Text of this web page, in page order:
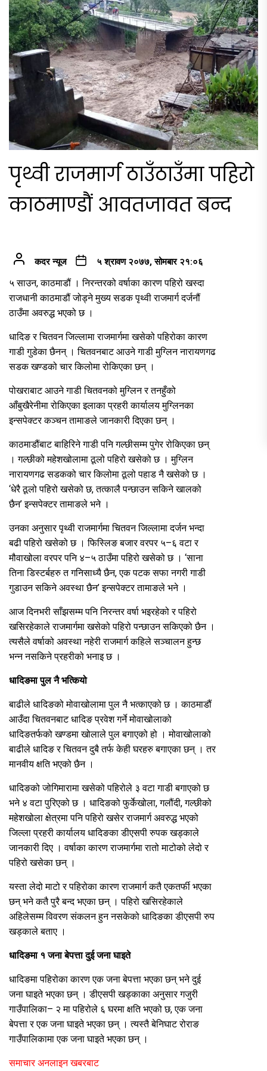
पृथ्वी राजमार्ग ठाउँठाउँमा पहिरो
काठमाण्डौं आवतजावत बन्द
कदर न्यूज ५ श्रावण २०७७, सोमबार २१:०६
५ साउन, काठमाडौं । निरन्तरको वर्षाका कारण पहिरो खस्दा
राजधानी काठमाडौं जोड्ने मुख्य सडक पृथ्वी राजमार्ग दर्जनौं
ठाउँमा अवरुद्ध भएको छ ।
धादिङ र चितवन जिल्लामा राजमार्गमा खसेको पहिरोका कारण
गाडी गुडेका छैनन् । चितवनबाट आउने गाडी मुग्लिन नारायणगढ
सडक खण्डको चार किलोमा रोकिएका छन् ।
पोखराबाट आउने गाडी चितवनको मुग्लिन र तनहुँको
आँबुखैरेनीमा रोकिएका इलाका प्रहरी कार्यालय मुग्लिनका
इन्सपेक्टर कञ्चन तामाङले जानकारी दिएका छन् ।
काठमाडौंबाट बाहिरिने गाडी पनि गल्छीसम्म पुगेर रोकिएका छन्
। गल्छीको महेशखोलामा ठूलो पहिरो खसेको छ । मुग्लिन
नारायणगढ सडकको चार किलोमा ठूलो पहाड नै खसेको छ ।
‘धेरै ठूलो पहिरो खसेको छ, तत्कालै पन्छाउन सकिने खालको
छैन’ इन्सपेक्टर तामाङले भने ।
उनका अनुसार पृथ्वी राजमार्गमा चितवन जिल्लामा दर्जन भन्दा
बढी पहिरो खसेको छ । फिस्लिङ बजार वरपर ५–६ वटा र
मौवाखोला वरपर पनि ४–५ ठाउँमा पहिरो खसेको छ । ‘साना
तिना डिस्टर्बहरु त गनिसाध्यै छैन, एक पटक सफा नगरी गाडी
गुडाउन सकिने अवस्था छैन’ इन्सपेक्टर तामाङले भने ।
आज दिनभरी साँझसम्म पनि निरन्तर वर्षा भइरहेको र पहिरो
खसिरहेकाले राजमार्गमा खसेको पहिरो पन्छाउन सकिएको छैन ।
त्यसैले वर्षाको अवस्था नहेरी राजमार्ग कहिले सञ्चालन हुन्छ
भन्न नसकिने प्रहरीको भनाइ छ ।
धादिङमा पुल नै भत्कियो
बाढीले धादिङको मोवाखोलामा पुल नै भत्काएको छ । काठमाडौं
आउँदा चितवनबाट धादिङ प्रवेश गर्ने मोवाखोलाको
धादिङतर्फको खण्डमा खोलाले पुल बगाएको हो । मोवाखोलाको
बाढीले धादिङ र चितवन दुबै तर्फ केही घरहरु बगाएका छन् । तर
मानवीय क्षति भएको छैन ।
धादिङको जोगिमारामा खसेको पहिरोले ३ वटा गाडी बगाएको छ
भने ४ वटा पुरिएको छ । धादिङको फुर्केखोला, गलौंदी, गल्छीको
महेशखोला क्षेत्रमा पनि पहिरो खसेर राजमार्ग अवरुद्ध भएको
जिल्ला प्रहरी कार्यालय धादिङका डीएसपी रुपक खड्काले
जानकारी दिए । वर्षाका कारण राजमार्गमा रातो माटोको लेदो र
पहिरो खसेका छन् ।
यस्ता लेदो माटो र पहिरोका कारण राजमार्ग कतै एकतर्फी भएका
छन् भने कतै पुरै बन्द भएका छन् । पहिरो खसिरहेकाले
अहिलेसम्म विवरण संकलन हुन नसकेको धादिङका डीएसपी रुप
खड्काले बताए ।
धादिङमा १ जना बेपत्ता दुई जना घाइते
धादिङमा पहिरोका कारण एक जना बेपत्ता भएका छन् भने दुई
जना घाइते भएका छन् । डीएसपी खड्काका अनुसार गजुरी
गाउँपालिका– २ मा पहिरोले ६ घरमा क्षति भएको छ, एक जना
बेपत्ता र एक जना घाइते भएका छन् । त्यस्तै बेनिघाट रोराङ
गाउँपालिकामा एक जना घाइते भएका छन् ।
समाचार अनलाइन खबरबाट